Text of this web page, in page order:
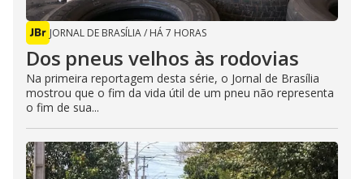
JORNAL DE BRASÍLIA/ HÁ 7 HORAS
Dos pneus velhos às rodovias
Na primeira reportagem desta série, o Jornal de Brasília
mostrou que o fim da vida útil de um pneu não representa
o fim de sua...